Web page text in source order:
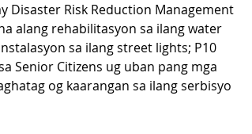
Disaster Risk Reduction Management
alang rehabilitasyon sa ilang water
sa ilang street lights; P10
Senior Citizens ug uban pang mga
og kaarangan sa ilang serbisyo